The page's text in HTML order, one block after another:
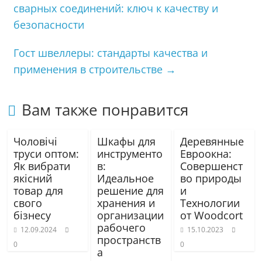
сварных соединений: ключ к качеству и
безопасности
Гост швеллеры: стандарты качества и
применения в строительстве →
Вам также понравится
Чоловічі
труси оптом:
Як вибрати
якісний
товар для
свого
бізнесу
12.09.2024
0
Шкафы для
инструменто
в:
Идеальное
решение для
хранения и
организации
рабочего
пространств
а
Деревянные
Евроокна:
Совершенст
во природы
и
Технологии
от Woodcort
15.10.2023
0